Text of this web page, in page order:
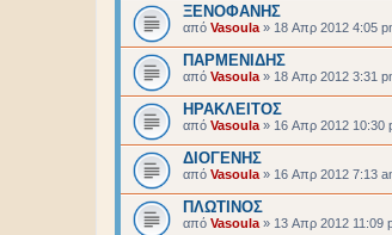
ΞΕΝΟΦΑΝΗΣ
από Vasoula » 18 Απρ 2012 4:05
ΠΑΡΜΕΝΙΔΗΣ
από Vasoula » 18 Απρ 2012 3:31
ΗΡΑΚΛΕΙΤΟΣ
από Vasoula » 16 Απρ 2012 10:30
ΔΙΟΓΕΝΗΣ
από Vasoula » 16 Απρ 2012 7:13
ΠΛΩΤΙΝΟΣ
από Vasoula » 13 Απρ 2012 11:09